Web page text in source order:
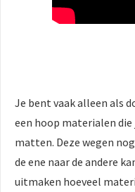
Je bent vaak alleen als
een hoop materialen
matten. Deze wegen
de ene naar de andere
uitmaken hoeveel